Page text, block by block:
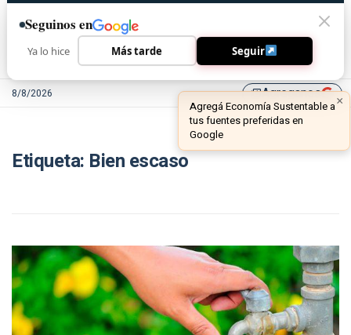
8/8/2026 library_addAgreganos ×
Agregá Economía Sustentable a
tus fuentes preferidas en
Google
Etiqueta: Bien escaso
Seguinos en
Ya lo hice Más tarde Seguir